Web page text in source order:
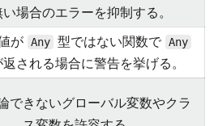
場合のエラーを抑制する。
が Any 型ではない関数で Any
される場合に警告を挙げる。
できないグローバル変数やクラ